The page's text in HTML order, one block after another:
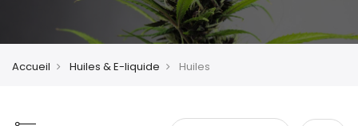
Accueil Huiles & E-liquide Huiles